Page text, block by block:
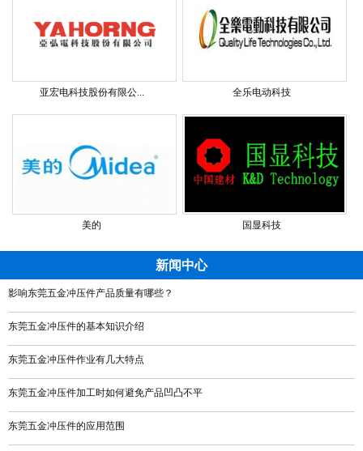
亚宏电科技股份有限公... 全乐电动科技
美的 国显科技
新闻中心
影响东莞五金冲压件产品质量有哪些？
东莞五金冲压件的基本知识介绍
东莞五金冲压件作业有几大特点
东莞五金冲压件加工时如何避免产品凹凸不平
东莞五金冲压件的应用范围